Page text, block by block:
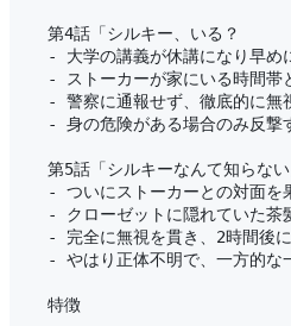
  第4話「シルキー、いる？
- 大学の講義が休講になり早め
- ストーカーが家にいる時間帯
- 警察に通報せず、徹底的に無
- 身の危険がある場合のみ反撃
第5話「シルキーなんて知らない
- ついにストーカーとの対面を
- クローゼットに隠れていた茶
- 完全に無視を貫き、2時間後
- やはり正体不明で、一方的な
  特徴